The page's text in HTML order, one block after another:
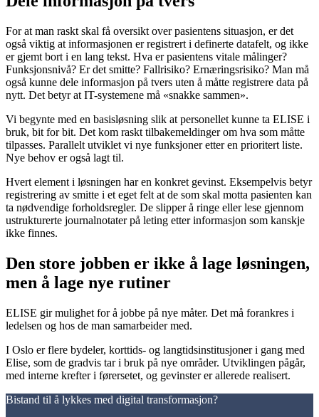
For at man raskt skal få oversikt over pasientens situasjon, er det
også viktig at informasjonen er registrert i definerte datafelt, og ikke
er gjemt bort i en lang tekst. Hva er pasientens vitale målinger?
Funksjonsnivå? Er det smitte? Fallrisiko? Ernæringsrisiko? Man må
også kunne dele informasjon på tvers uten å måtte registrere data på
nytt. Det betyr at IT-systemene må «snakke sammen».
Vi begynte med en basisløsning slik at personellet kunne ta ELISE i
bruk, bit for bit. Det kom raskt tilbakemeldinger om hva som måtte
tilpasses. Parallelt utviklet vi nye funksjoner etter en prioritert liste.
Nye behov er også lagt til.
Hvert element i løsningen har en konkret gevinst. Eksempelvis betyr
registrering av smitte i et eget felt at de som skal motta pasienten kan
ta nødvendige forholdsregler. De slipper å ringe eller lese gjennom
ustrukturerte journalnotater på leting etter informasjon som kanskje
ikke finnes.
Den store jobben er ikke å lage løsningen,
men å lage nye rutiner
ELISE gir mulighet for å jobbe på nye måter. Det må forankres i
ledelsen og hos de man samarbeider med.
I Oslo er flere bydeler, korttids- og langtidsinstitusjoner i gang med
Elise, som de gradvis tar i bruk på nye områder. Utviklingen pågår,
med interne krefter i førersetet, og gevinster er allerede realisert.
Bistand til å lykkes med digital transformasjon?